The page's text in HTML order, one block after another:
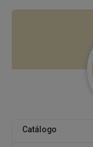
Catálogo